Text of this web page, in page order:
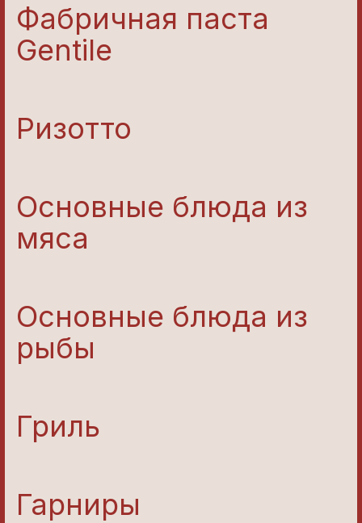
Фабричная паста
Gentile
Ризотто
Основные блюда из
мяса
Основные блюда из
рыбы
Гриль
Гарниры